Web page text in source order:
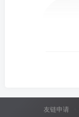
友链申请